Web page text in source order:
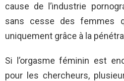
cause de l’industrie
sans cesse des femmes
uniquement grâce à la
Si l’orgasme féminin est
pour les chercheurs,